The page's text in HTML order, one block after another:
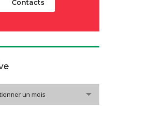
Contacts
un mois